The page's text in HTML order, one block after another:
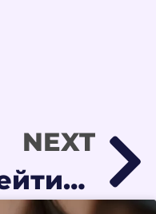
NEXT
Рейтинг моделей Онлифанс 2026: Как попасть в ТОП и зарабатывать больше